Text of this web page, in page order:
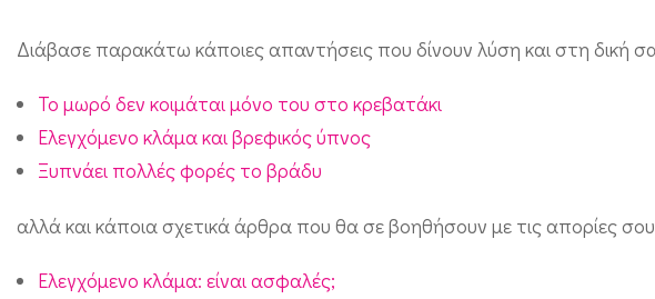
α
ς
θ
Διάβασε παρακάτω κάποιες απαντήσεις που δίνουν λύση και στη δική
Το μωρό δεν κοιμάται μόνο του στο κρεβατάκι
Ελεγχόμενο κλάμα και βρεφικός ύπνος
Ξυπνάει πολλές φορές το βράδυ
αλλά και κάποια σχετικά άρθρα που θα σε βοηθήσουν με τις απορίες
Ελεγχόμενο κλάμα: είναι ασφαλές;